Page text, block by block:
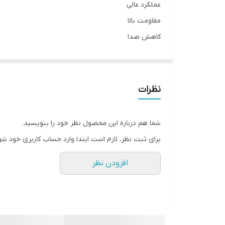
عملکرد عالی
مقاومت بالا
کاهش صدا
نظرات
شما هم درباره این محصول نظر خود را بنویسید.
برای ثبت نظر، لازم است ابتدا وارد حساب کاربری خود
افزودن نظر